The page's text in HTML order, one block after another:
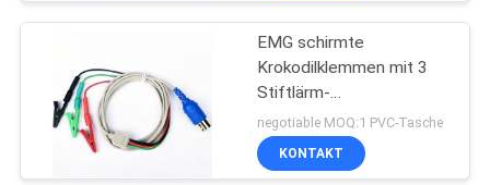
PRIVACY
EMG schirmte
Krokodilklemmen mit 3
Stiftlärm-
Verbindungsstück-Kabel
des Alligator 5 ab
negotiable MOQ:1 PVC-Tasche
KONTAKT